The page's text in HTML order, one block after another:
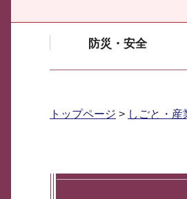
防災・安全
トップページ > しごと・産